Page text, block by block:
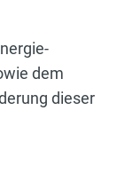
dem
dieser